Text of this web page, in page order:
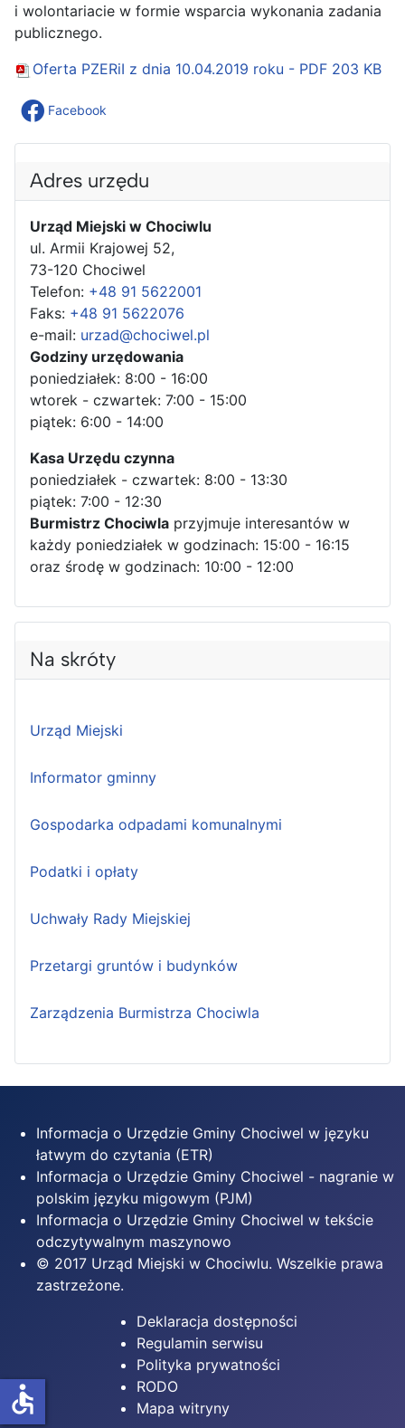
i wolontariacie w formie wsparcia wykonania zadania
publicznego.
Oferta PZERiI z dnia 10.04.2019 roku - PDF 203 KB
Facebook
Adres urzędu
Urząd Miejski w Chociwlu
ul. Armii Krajowej 52,
73-120 Chociwel
Telefon: +48 91 5622001
Faks: +48 91 5622076
e-mail: urzad@chociwel.pl
Godziny urzędowania
poniedziałek: 8:00 - 16:00
wtorek - czwartek: 7:00 - 15:00
piątek: 6:00 - 14:00
Kasa Urzędu czynna
poniedziałek - czwartek: 8:00 - 13:30
piątek: 7:00 - 12:30
Burmistrz Chociwla przyjmuje interesantów w
każdy poniedziałek w godzinach: 15:00 - 16:15
oraz środę w godzinach: 10:00 - 12:00
Na skróty
Urząd Miejski
Informator gminny
Gospodarka odpadami komunalnymi
Podatki i opłaty
Uchwały Rady Miejskiej
Przetargi gruntów i budynków
Zarządzenia Burmistrza Chociwla
Informacja o Urzędzie Gminy Chociwel w języku
łatwym do czytania (ETR)
Informacja o Urzędzie Gminy Chociwel - nagranie w
polskim języku migowym (PJM)
Informacja o Urzędzie Gminy Chociwel w tekście
odczytywalnym maszynowo
© 2017 Urząd Miejski w Chociwlu. Wszelkie prawa
zastrzeżone.
Deklaracja dostępności
Regulamin serwisu
Polityka prywatności
RODO
Mapa witryny
accessible